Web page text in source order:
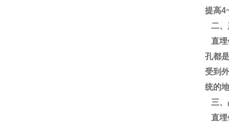
提高
二、
直埋
孔都
受到
统的
三、
直埋